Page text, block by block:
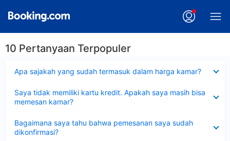
10 Pertanyaan Terpopuler
Apa sajakah yang sudah termasuk dalam harga kamar?
Saya tidak memiliki kartu kredit. Apakah saya masih bisa
memesan kamar?
Bagaimana saya tahu bahwa pemesanan saya sudah
dikonfirmasi?